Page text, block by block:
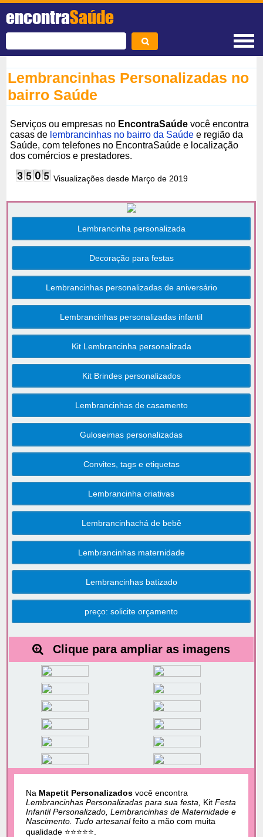
encontraSaúde
Lembrancinhas Personalizadas no
bairro Saúde
Serviços ou empresas no EncontraSaúde você encontra
casas de lembrancinhas no bairro da Saúde e região da
Saúde, com telefones no EncontraSaúde e localização
dos comércios e prestadores.
Visualizações desde Março de 2019
Lembrancinha personalizada
Decoração para festas
Lembrancinhas personalizadas de aniversário
Lembrancinhas personalizadas infantil
Kit Lembrancinha personalizada
Kit Brindes personalizados
Lembrancinhas de casamento
Guloseimas personalizadas
Convites, tags e etiquetas
Lembrancinha criativas
Lembrancinhachá de bebê
Lembrancinhas maternidade
Lembrancinhas batizado
preço: solicite orçamento
Clique para ampliar as imagens
Na Mapetit Personalizadosvocê encontra
Lembrancinhas Personalizadas para sua festa, KitFesta
Infantil Personalizado, Lembrancinhas de Maternidade e
Nascimento. Tudo artesanalfeito a mão com muita
qualidade ⭐⭐⭐⭐⭐.